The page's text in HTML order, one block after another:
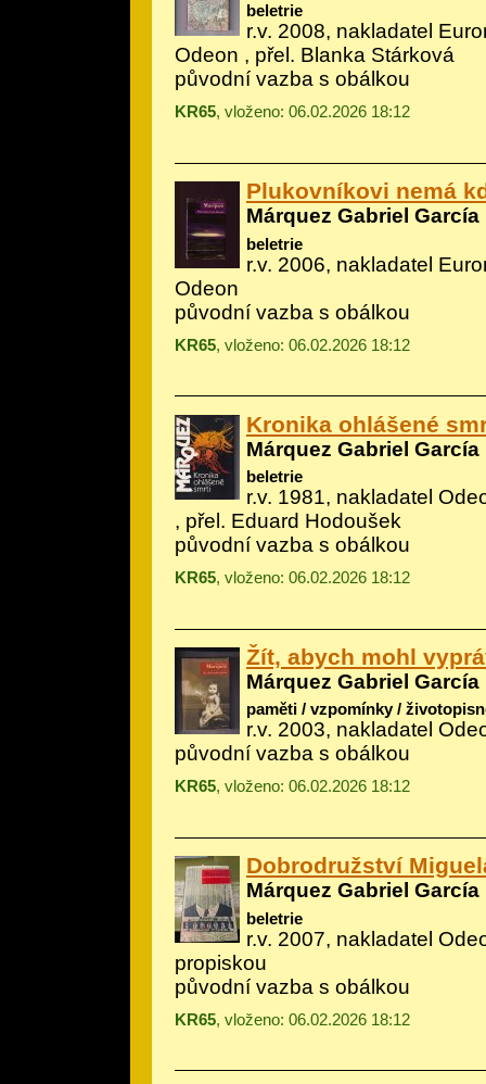
beletrie
r.v. 2008, nakladatel
Odeon , přel. Blanka Stárková
původní vazba s obálkou
KR65, vloženo: 06.02.2026 18:12
Plukovníkovi nemá
Márquez Gabriel García
beletrie
r.v. 2006, nakladatel
Odeon
původní vazba s obálkou
KR65, vloženo: 06.02.2026 18:12
Kronika ohlášené
Márquez Gabriel García
beletrie
r.v. 1981, nakladatel
, přel. Eduard Hodoušek
původní vazba s obálkou
KR65, vloženo: 06.02.2026 18:12
Žít, abych mohl
Márquez Gabriel García
paměti / vzpomínky /
r.v. 2003, nakladatel
původní vazba s obálkou
KR65, vloženo: 06.02.2026 18:12
Dobrodružství
Márquez Gabriel García
beletrie
r.v. 2007, nakladatel
propiskou
původní vazba s obálkou
KR65, vloženo: 06.02.2026 18:12